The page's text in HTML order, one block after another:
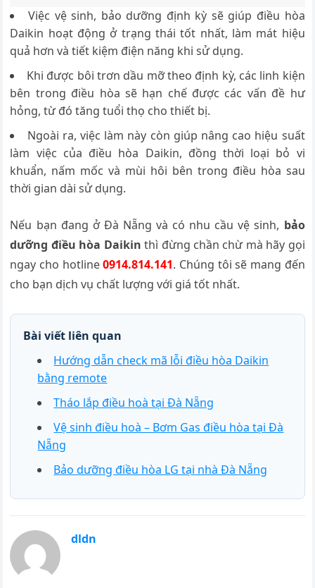
Việc vệ sinh, bảo dưỡng định kỳ sẽ giúp điều hòa
Daikin hoạt động ở trạng thái tốt nhất, làm mát hiệu
quả hơn và tiết kiệm điện năng khi sử dụng.
Khi được bôi trơn dầu mỡ theo định kỳ, các linh kiện
bên trong điều hòa sẽ hạn chế được các vấn đề hư
hỏng, từ đó tăng tuổi thọ cho thiết bị.
Ngoài ra, việc làm này còn giúp nâng cao hiệu suất
làm việc của điều hòa Daikin, đồng thời loại bỏ vi
khuẩn, nấm mốc và mùi hôi bên trong điều hòa sau
thời gian dài sử dụng.
Nếu bạn đang ở Đà Nẵng và có nhu cầu vệ sinh, bảo
dưỡng điều hòa Daikin thì đừng chần chừ mà hãy gọi
ngay cho hotline0914.814.141. Chúng tôi sẽ mang đến
cho bạn dịch vụ chất lượng với giá tốt nhất.
Bài viết liên quan
Hướng dẫn check mã lỗi điều hòa Daikin
bằng remote
Tháo lắp điều hoà tại Đà Nẵng
Vệ sinh điều hoà – Bơm Gas điều hòa tại Đà
Nẵng
Bảo dưỡng điều hòa LG tại nhà Đà Nẵng
dldn